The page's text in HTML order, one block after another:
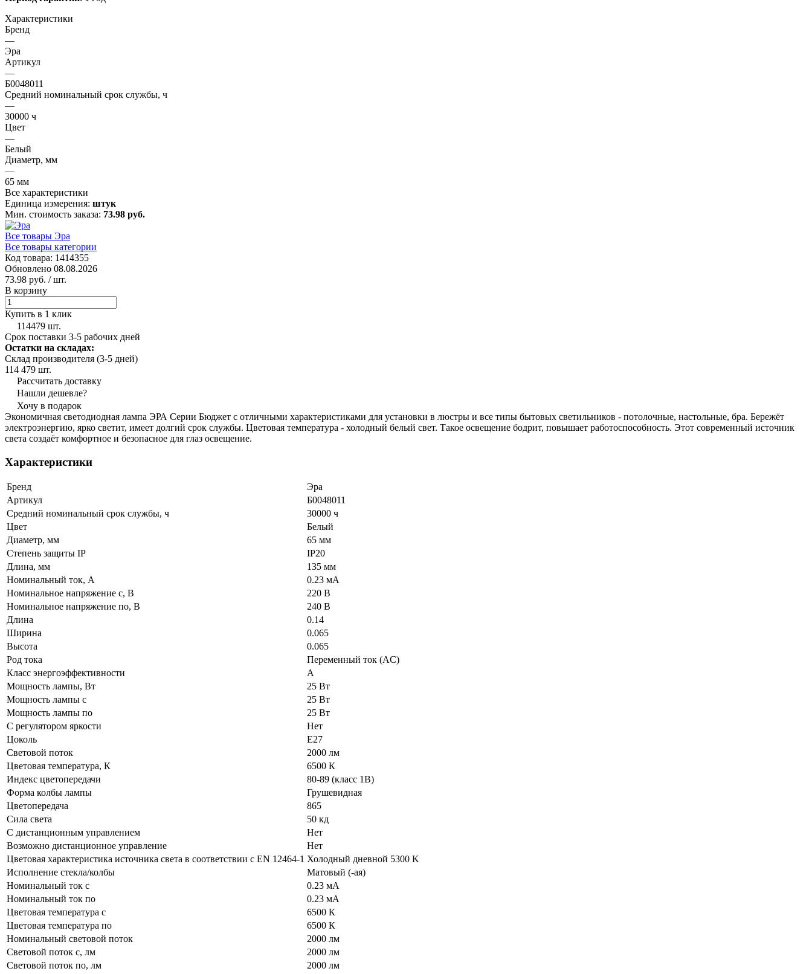
Характеристики
Бренд
—
Эра
Артикул
—
Б0048011
Средний номинальный срок службы, ч
—
30000 ч
Цвет
—
Белый
Диаметр, мм
—
65 мм
Все характеристики
Единица измерения: штук
Мин. стоимость заказа: 73.98 руб.
Все товары Эра
Все товары категории
Код товара: 1414355
Обновлено 08.08.2026
73.98 руб. / шт.
В корзину
Купить в 1 клик
114479 шт.
Срок поставки 3-5 рабочих дней
Остатки на складах:
Склад производителя (3-5 дней)
114 479 шт.
Рассчитать доставку
Нашли дешевле?
Хочу в подарок
Экономичная светодиодная лампа ЭРА Серии Бюджет с отличными характеристиками для установки в люстры и все типы бытовых светильников - потолочные, настольные, бра. Бережёт
электроэнергию, ярко светит, имеет долгий срок службы. Цветовая температура - холодный белый свет. Такое освещение бодрит, повышает работоспособность. Этот современный источник
света создаёт комфортное и безопасное для глаз освещение.
Характеристики
Бренд
Эра
Артикул
Б0048011
Средний номинальный срок службы, ч
30000 ч
Цвет
Белый
Диаметр, мм
65 мм
Степень защиты IP
IP20
Длина, мм
135 мм
Номинальный ток, А
0.23 мА
Номинальное напряжение с, В
220 В
Номинальное напряжение по, В
240 В
Длина
0.14
Ширина
0.065
Высота
0.065
Род тока
Переменный ток (AC)
Класс энергоэффективности
A
Мощность лампы, Вт
25 Вт
Мощность лампы с
25 Вт
Мощность лампы по
25 Вт
С регулятором яркости
Нет
Цоколь
E27
Световой поток
2000 лм
Цветовая температура, К
6500 К
Индекс цветопередачи
80-89 (класс 1В)
Форма колбы лампы
Грушевидная
Цветопередача
865
Сила света
50 кд
С дистанционным управлением
Нет
Возможно дистанционное управление
Нет
Цветовая характеристика источника света в соответствии с EN 12464-1 Холодный дневной 5300 K
Исполнение стекла/колбы
Матовый (-ая)
Номинальный ток с
0.23 мА
Номинальный ток по
0.23 мА
Цветовая температура с
6500 К
Цветовая температура по
6500 К
Номинальный световой поток
2000 лм
Световой поток с, лм
2000 лм
Световой поток по, лм
2000 лм